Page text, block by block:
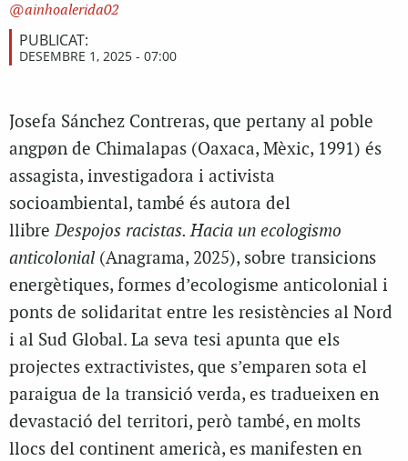
ainhoalerida02
PUBLICAT:
DESEMBRE 1, 2025 - 07:00
Josefa Sánchez Contreras, que pertany al poble
angpøn de Chimalapas (Oaxaca, Mèxic, 1991) és
assagista, investigadora i activista
socioambiental, també és autora del
llibreDespojos racistas. Hacia un ecologismo
anticolonial (Anagrama, 2025), sobre transicions
energètiques, formes d’ecologisme anticolonial i
ponts de solidaritat entre les resistències al Nord
i al Sud Global. La seva tesi apunta que els
projectes extractivistes, que s’emparen sota el
paraigua de la transició verda, es tradueixen en
devastació del territori, però també, en molts
llocs del continent americà, es manifesten en